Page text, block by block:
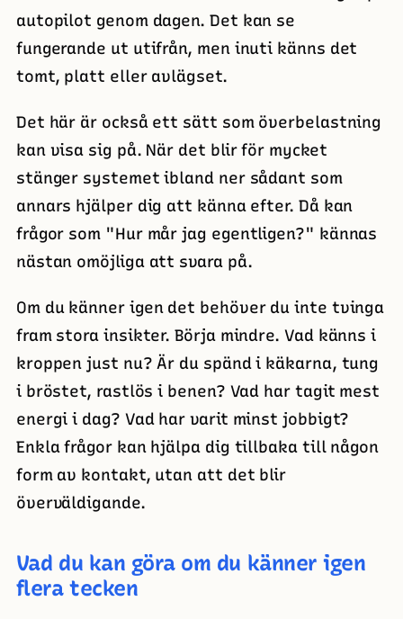
autopilot genom dagen. Det kan se
fungerande ut utifrån, men inuti känns det
tomt, platt eller avlägset.
Det här är också ett sätt som överbelastning
kan visa sig på. När det blir för mycket
stänger systemet ibland ner sådant som
annars hjälper dig att känna efter. Då kan
frågor som "Hur mår jag egentligen?" kännas
nästan omöjliga att svara på.
Om du känner igen det behöver du inte tvinga
fram stora insikter. Börja mindre. Vad känns i
kroppen just nu? Är du spänd i käkarna, tung
i bröstet, rastlös i benen? Vad har tagit mest
energi i dag? Vad har varit minst jobbigt?
Enkla frågor kan hjälpa dig tillbaka till någon
form av kontakt, utan att det blir
överväldigande.
Vad du kan göra om du känner igen
flera tecken